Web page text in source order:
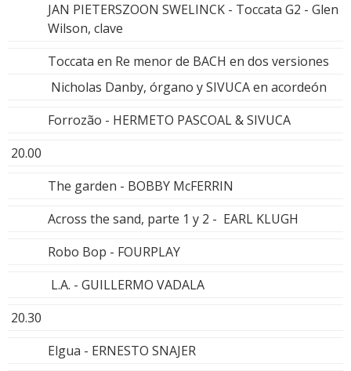
JAN PIETERSZOON SWELINCK - Toccata G2 - Glen
Wilson, clave
Toccata en Re menor de BACH en dos versiones
Nicholas Danby, órgano y SIVUCA en acordeón
Forrozão - HERMETO PASCOAL & SIVUCA
20.00
The garden - BOBBY McFERRIN
Across the sand, parte 1 y 2 - EARL KLUGH
Robo Bop - FOURPLAY
L.A. - GUILLERMO VADALA
20.30
Elgua - ERNESTO SNAJER